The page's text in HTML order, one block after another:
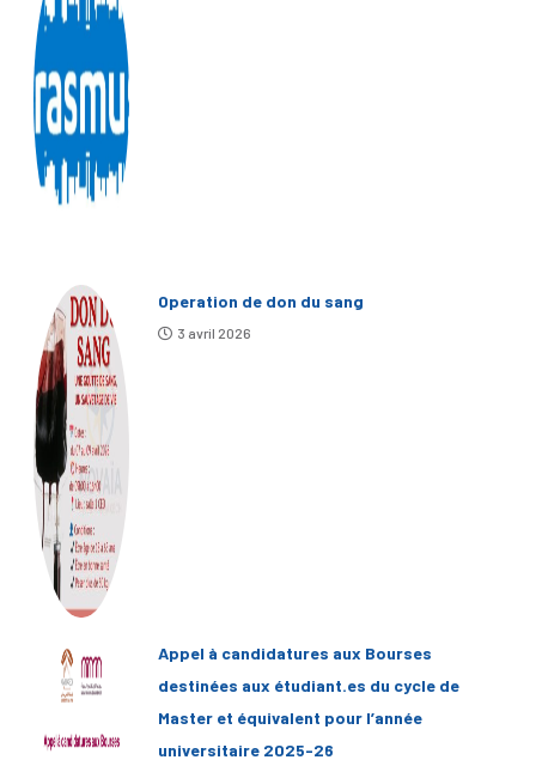
Operation de don du sang
3 avril 2026
Appel à candidatures aux Bourses
destinées aux étudiant.es du cycle de
Master et équivalent pour l’année
universitaire 2025-26